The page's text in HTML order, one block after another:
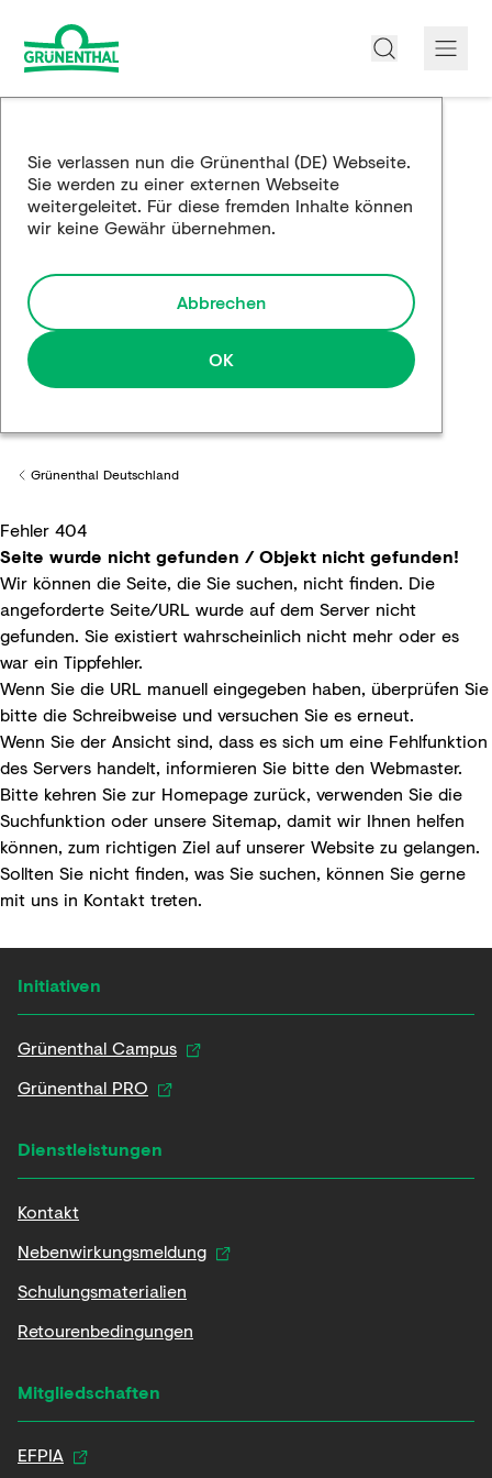
Produkte
Edukation
Forschung und Entwicklung
Partnerschaften
Sie verlassen nun die Grünenthal (DE) Webseite.
Sie werden zu einer externen Webseite
weitergeleitet. Für diese fremden Inhalte können
wir keine Gewähr übernehmen.
Abbrechen
OK
Back to
Grünenthal Deutschland
Fehler 404
Seite wurde nicht gefunden / Objekt nicht gefunden!
Wir können die Seite, die Sie suchen, nicht finden. Die
angeforderte Seite/URL wurde auf dem Server nicht
gefunden. Sie existiert wahrscheinlich nicht mehr oder es
war ein Tippfehler.
Wenn Sie die URL manuell eingegeben haben, überprüfen Sie
bitte die Schreibweise und versuchen Sie es erneut.
Wenn Sie der Ansicht sind, dass es sich um eine Fehlfunktion
des Servers handelt, informieren Sie bitte den Webmaster.
Bitte kehren Sie zur Homepage zurück, verwenden Sie die
Suchfunktion oder unsere Sitemap, damit wir Ihnen helfen
können, zum richtigen Ziel auf unserer Website zu gelangen.
Sollten Sie nicht finden, was Sie suchen, können Sie gerne
mit uns in Kontakt treten.
Initiativen
Grünenthal Campus
Grünenthal PRO
Dienstleistungen
Kontakt
Nebenwirkungsmeldung
Schulungsmaterialien
Retourenbedingungen
Mitgliedschaften
EFPIA